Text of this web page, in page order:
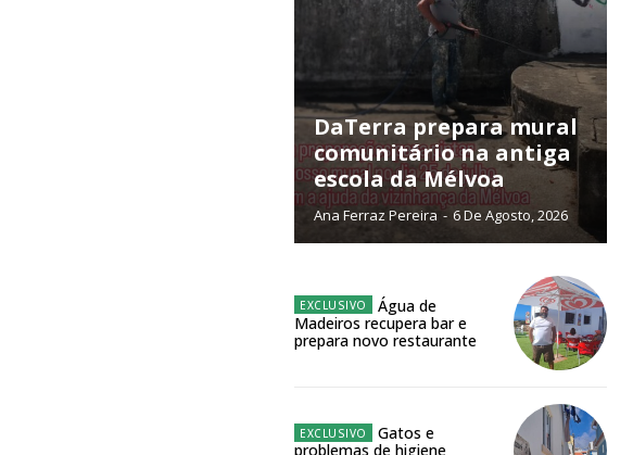
DaTerra prepara mural
comunitário na antiga
escola da Mélvoa
Ana Ferraz Pereira - 6 De Agosto, 2026
Água de
Madeiros recupera bar e
prepara novo restaurante
Gatos e
problemas de higiene